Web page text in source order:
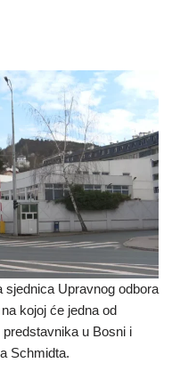
sjednica Upravnog odbora
kojoj će jedna od
u Bosni i
Schmidta.